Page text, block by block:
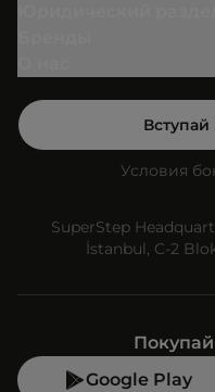
Вступай
Условия
SuperStep
İstanbul, C-2
Google Play